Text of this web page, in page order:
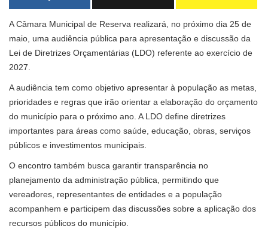
A Câmara Municipal de Reserva realizará, no próximo dia 25 de
maio, uma audiência pública para apresentação e discussão da
Lei de Diretrizes Orçamentárias (LDO) referente ao exercício de
2027.
A audiência tem como objetivo apresentar à população as metas,
prioridades e regras que irão orientar a elaboração do orçamento
do município para o próximo ano. A LDO define diretrizes
importantes para áreas como saúde, educação, obras, serviços
públicos e investimentos municipais.
O encontro também busca garantir transparência no
planejamento da administração pública, permitindo que
vereadores, representantes de entidades e a população
acompanhem e participem das discussões sobre a aplicação dos
recursos públicos do município.